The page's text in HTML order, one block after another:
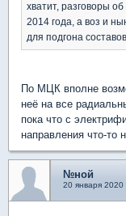
хватит, разговоры
2014 года, а воз и
для подгона
По МЦК вполне
неё на все
пока что с
направления что-то
№ной
20 января 2020